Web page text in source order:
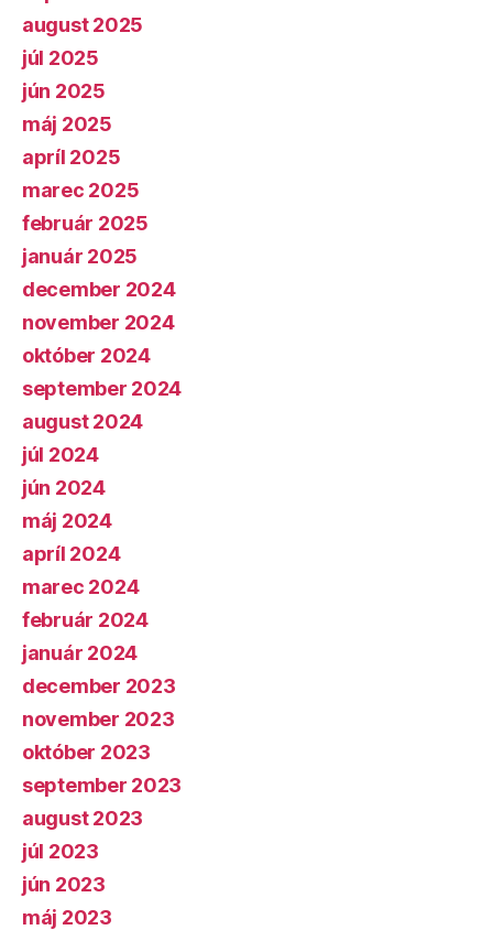
august 2025
júl 2025
jún 2025
máj 2025
apríl 2025
marec 2025
február 2025
január 2025
december 2024
november 2024
október 2024
september 2024
august 2024
júl 2024
jún 2024
máj 2024
apríl 2024
marec 2024
február 2024
január 2024
december 2023
november 2023
október 2023
september 2023
august 2023
júl 2023
jún 2023
máj 2023